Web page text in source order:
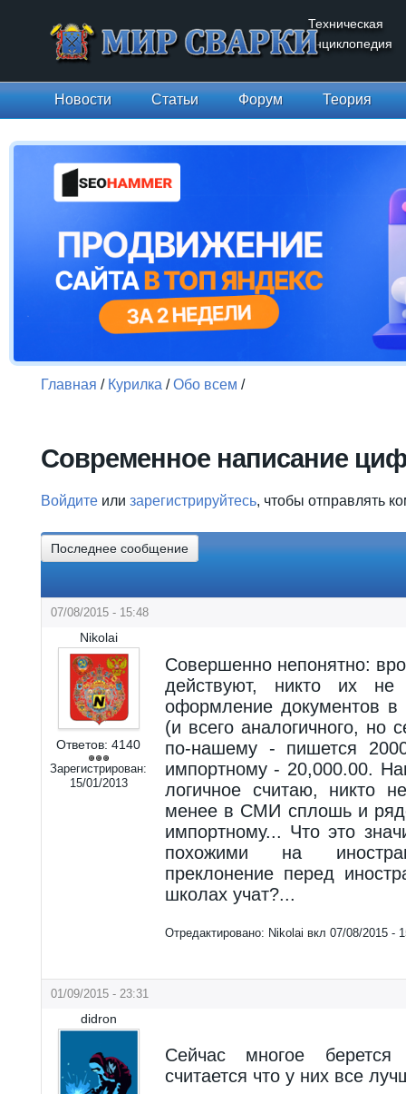
Техническая
энциклопедия
Новости Статьи Форум Теория
Главная / Курилка /Обо всем /
Современное написание
Войдите или зарегистрируйтесь, чтобы отправлять
Последнее сообщение
07/08/2015 - 15:48
Nikolai
Ответов: 4140
Зарегистрирован:
15/01/2013
Совершенно непонятно:
действуют, никто их
оформление документов в
(и всего аналогичного, но
по-нашему - пишется
импортному - 20,000.00.
логичное считаю, никто
менее в СМИ сплошь и
импортному... Что это
похожими на
преклонение перед
школах учат?...
Отредактировано: Nikolai вкл 07/08/2015 -
01/09/2015 - 23:31
didron
Сейчас многое
считается что у них все